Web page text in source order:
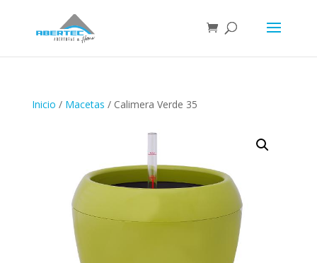
Inicio / Macetas / Calimera Verde 35